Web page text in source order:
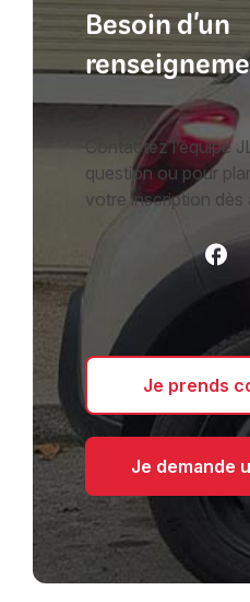
Besoin d'un
Contactez l’équipe
question ou pour
votre inscription dès
Je prends
Je demande